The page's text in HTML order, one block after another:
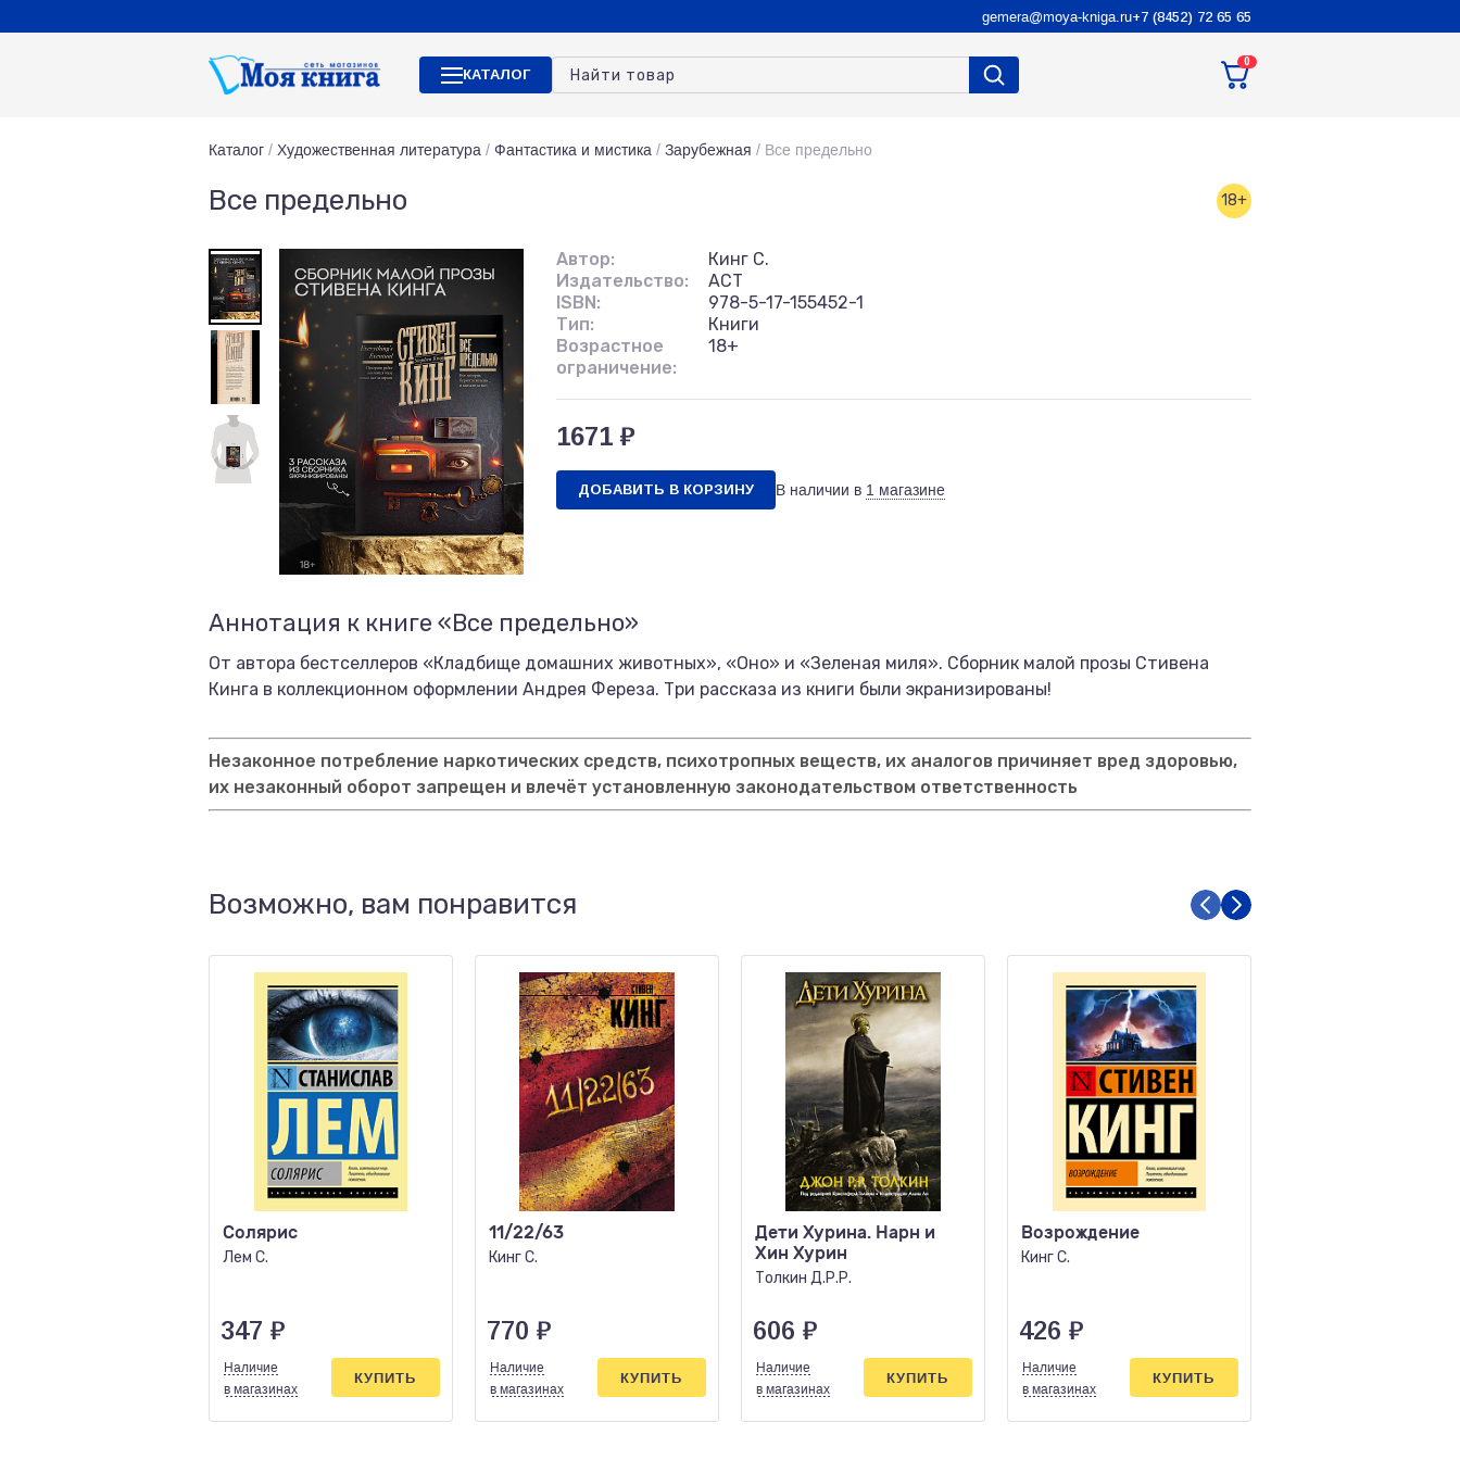
gemera@moya-kniga.ru+7 (8452) 72 65 65
КАТАЛОГ
0
Каталог / Художественная литература / Фантастика и мистика / Зарубежная / Все предельно
Все предельно 18+
Автор:
Кинг С.
Издательство:
АСТ
ISBN:
978-5-17-155452-1
Тип:
Книги
Возрастное
ограничение:
18+
1671 ₽
ДОБАВИТЬ В КОРЗИНУ В наличии в 1 магазине
Аннотация к книге «Все предельно»
От автора бестселлеров «Кладбище домашних животных», «Оно» и «Зеленая миля». Сборник малой прозы Стивена
Кинга в коллекционном оформлении Андрея Фереза. Три рассказа из книги были экранизированы!
Незаконное потребление наркотических средств, психотропных веществ, их аналогов причиняет вред здоровью,
их незаконный оборот запрещен и влечёт установленную законодательством ответственность
Возможно, вам понравится
Солярис
Лем С.
347 ₽
Наличие
в магазинах
КУПИТЬ
11/22/63
Кинг С.
770 ₽
Наличие
в магазинах
КУПИТЬ
Дети Хурина. Нарн и
Хин Хурин
Толкин Д.Р.Р.
606 ₽
Наличие
в магазинах
КУПИТЬ
Возрождение
Кинг С.
426 ₽
Наличие
в магазинах
КУПИТЬ